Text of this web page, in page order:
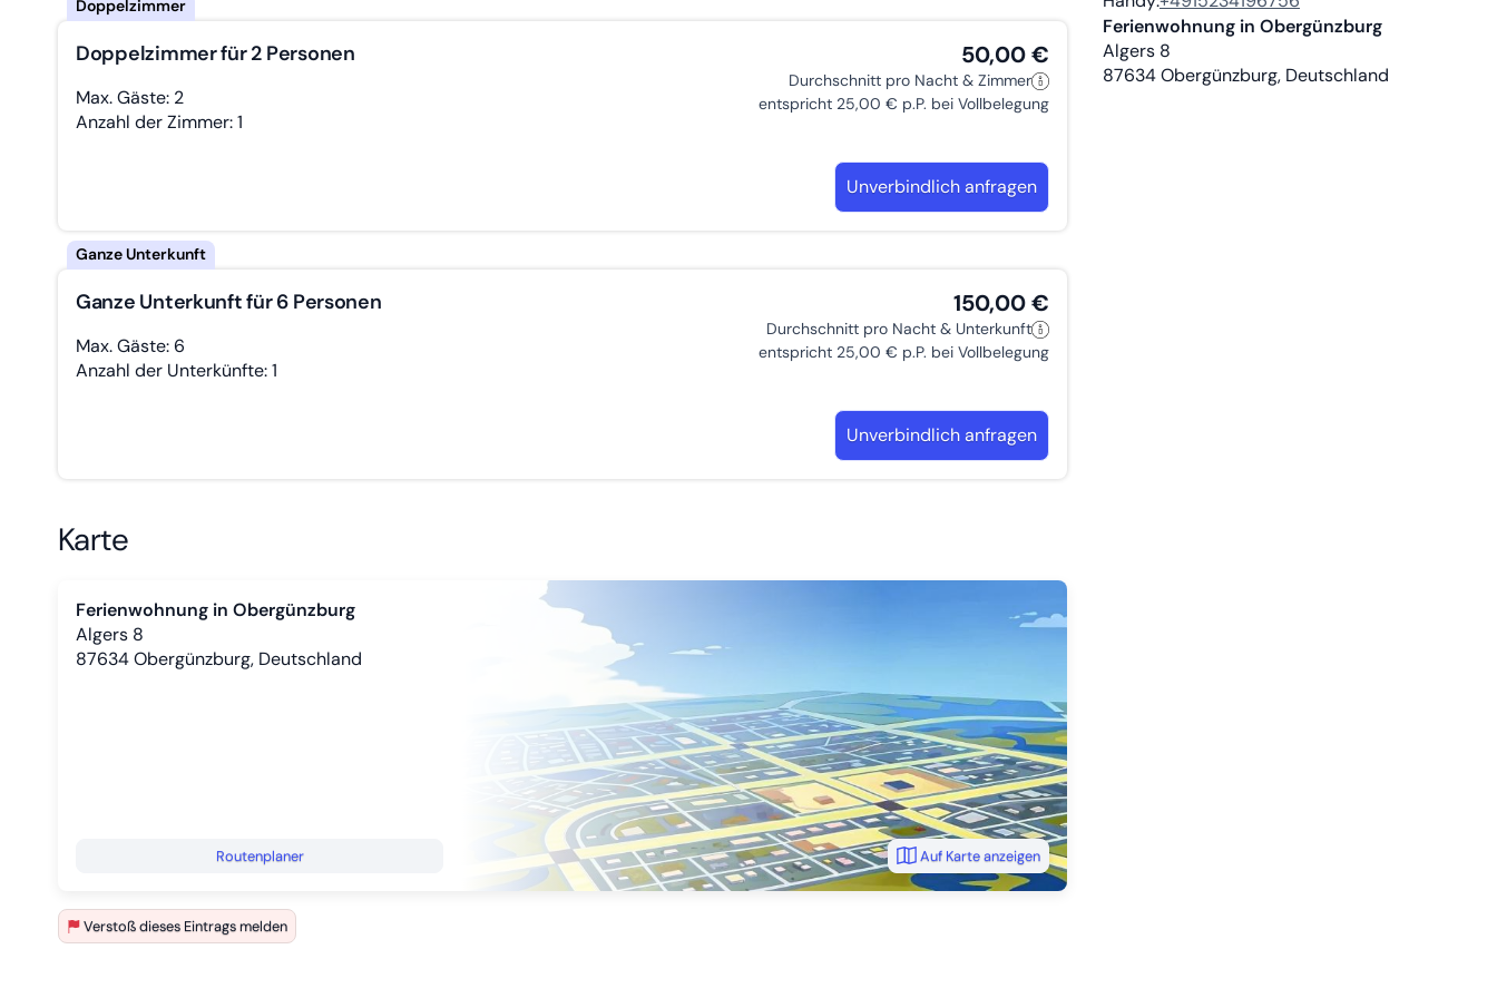
Doppelzimmer für 2 Personen
Max. Gäste: 2
Anzahl der Zimmer: 1
50,00 €
Durchschnitt pro Nacht & Zimmer
entspricht 25,00 € p.P. bei Vollbelegung
Unverbindlich anfragen
Ganze Unterkunft für 6 Personen
Max. Gäste: 6
Anzahl der Unterkünfte: 1
150,00 €
Durchschnitt pro Nacht & Unterkunft
entspricht 25,00 € p.P. bei Vollbelegung
Unverbindlich anfragen
Karte
Ferienwohnung in Obergünzburg
Algers 8
87634Obergünzburg, Deutschland
Routenplaner Auf Karte anzeigen
Verstoß dieses Eintrags melden
Ferienwohnung in Obergünzburg
Algers 8
87634Obergünzburg, Deutschland